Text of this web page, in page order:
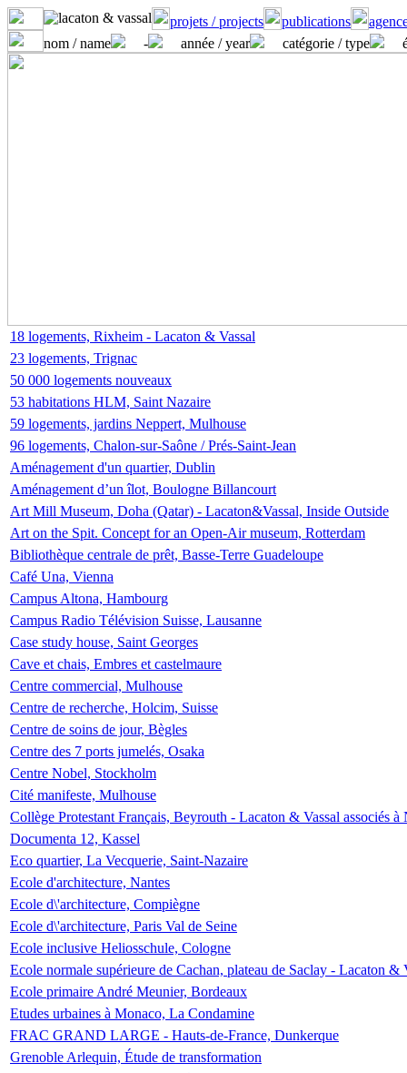
projets / projects publications
nom / name
- année / year catégorie / type
18 logements, Rixheim - Lacaton & Vassal
23 logements, Trignac
50 000 logements nouveaux
53 habitations HLM, Saint Nazaire
59 logements, jardins Neppert, Mulhouse
96 logements, Chalon-sur-Saône / Prés-Saint-Jean
Aménagement d'un quartier, Dublin
Aménagement d’un îlot, Boulogne Billancourt
Art Mill Museum, Doha (Qatar) - Lacaton&Vassal, Inside Outside
Art on the Spit. Concept for an Open-Air museum, Rotterdam
Bibliothèque centrale de prêt, Basse-Terre Guadeloupe
Café Una, Vienna
Campus Altona, Hambourg
Campus Radio Télévision Suisse, Lausanne
Case study house, Saint Georges
Cave et chais, Embres et castelmaure
Centre commercial, Mulhouse
Centre de recherche, Holcim, Suisse
Centre de soins de jour, Bègles
Centre des 7 ports jumelés, Osaka
Centre Nobel, Stockholm
Cité manifeste, Mulhouse
Collège Protestant Français, Beyrouth - Lacaton & Vassal associés
Documenta 12, Kassel
Eco quartier, La Vecquerie, Saint-Nazaire
Ecole d'architecture, Nantes
Ecole d\'architecture, Compiègne
Ecole d\'architecture, Paris Val de Seine
Ecole inclusive Heliosschule, Cologne
Ecole normale supérieure de Cachan, plateau de Saclay - Lacaton &
Ecole primaire André Meunier, Bordeaux
Etudes urbaines à Monaco, La Condamine
FRAC GRAND LARGE - Hauts-de-France, Dunkerque
Grenoble Arlequin, Étude de transformation